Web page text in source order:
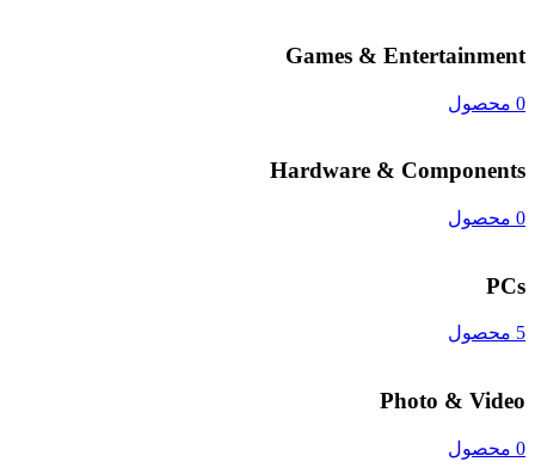
Games & Entertainment
0 محصول
Hardware & Components
0 محصول
PCs
5 محصول
Photo & Video
0 محصول